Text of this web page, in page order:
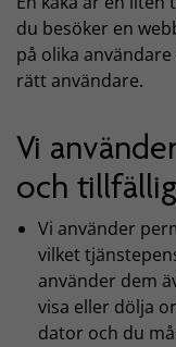
du besöker en
på olika
rätt användare.
Vi
och
Vi använder
vilket
använder dem
visa eller dölja
dator och du